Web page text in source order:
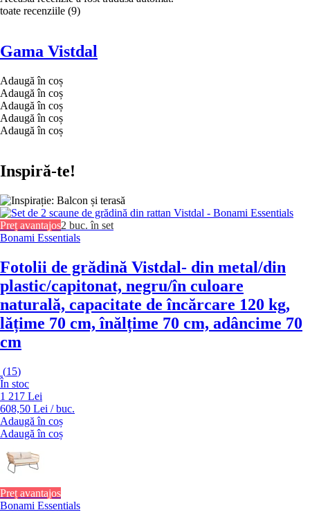
toate recenziile (9)
Gama Vistdal
Adaugă în coș
Adaugă în coș
Adaugă în coș
Adaugă în coș
Adaugă în coș
Inspiră-te!
Preț avantajos2 buc. în set
Bonami Essentials
Fotolii de grădină Vistdal- din metal/din
plastic/capitonat, negru/în culoare
naturală, capacitate de încărcare 120 kg,
lățime 70 cm, înălțime 70 cm, adâncime 70
cm
(15)
În stoc
1 217 Lei
608,50 Lei / buc.
Adaugă în coș
Adaugă în coș
Preț avantajos
Bonami Essentials